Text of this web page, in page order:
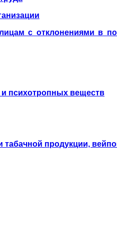
с отклонениями
и психотропных веществ
продукции,